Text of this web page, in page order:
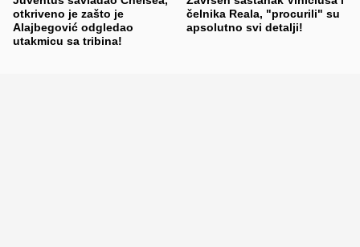
otkriveno je zašto je
Alajbegović odgledao
utakmicu sa tribina!
čelnika Reala, "procurili" su
apsolutno svi detalji!